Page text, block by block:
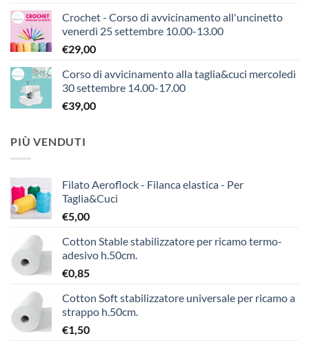
Crochet - Corso di avvicinamento all'uncinetto
venerdì 25 settembre 10.00-13.00
€29,00
Corso di avvicinamento alla taglia&cuci mercoledì
30 settembre 14.00-17.00
€39,00
PIÙ VENDUTI
Filato Aeroflock - Filanca elastica - Per
Taglia&Cuci
€5,00
Cotton Stable stabilizzatore per ricamo termo-
adesivo h.50cm.
€0,85
Cotton Soft stabilizzatore universale per ricamo a
strappo h.50cm.
€1,50